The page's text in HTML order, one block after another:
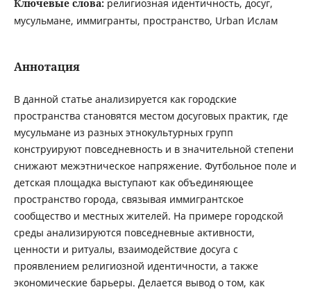
Ключевые слова: религиозная идентичность, досуг,
мусульмане, иммигранты, пространство, Urban Ислам
Аннотация
В данной статье анализируется как городские
пространства становятся местом досуговых практик, где
мусульмане из разных этнокультурных групп
конструируют повседневность и в значительной степени
снижают межэтническое напряжение. Футбольное поле и
детская площадка выступают как объединяющее
пространство города, связывая иммигрантское
сообщество и местных жителей. На примере городской
среды анализируются повседневные активности,
ценности и ритуалы, взаимодействие досуга с
проявлением религиозной идентичности, а также
экономические барьеры. Делается вывод о том, как